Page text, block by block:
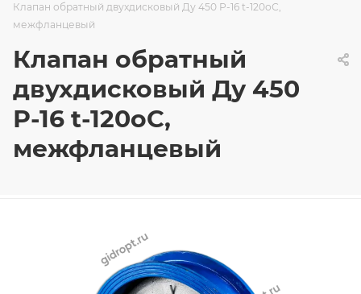
Клапан обратный двухдисковый Ду 450 Р-16 t-120оС,
межфланцевый
Клапан обратный
двухдисковый Ду 450
Р-16 t-120оС,
межфланцевый